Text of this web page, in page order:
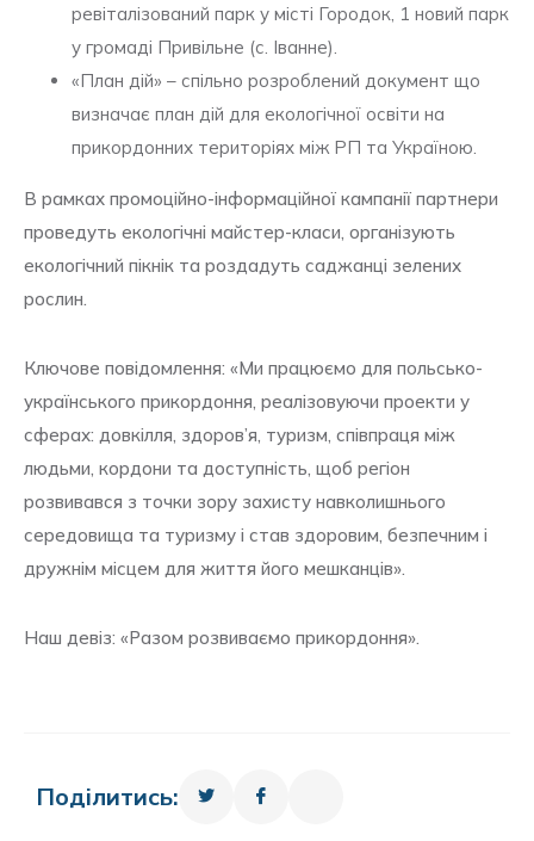
ревіталізований парк у місті Городок, 1 новий парк
у громаді Привільне (с. Іванне).
«План дій» – спільно розроблений документ що
визначає план дій для екологічної освіти на
прикордонних територіях між РП та Україною.
В рамках промоційно-інформаційної кампанії партнери
проведуть екологічні майстер-класи, організують
екологічний пікнік та роздадуть саджанці зелених
рослин.
Ключове повідомлення: «Ми працюємо для польсько-
українського прикордоння, реалізовуючи проекти у
сферах: довкілля, здоров’я, туризм, співпраця між
людьми, кордони та доступність, щоб регіон
розвивався з точки зору захисту навколишнього
середовища та туризму і став здоровим, безпечним і
дружнім місцем для життя його мешканців».
Наш девіз: «Разом розвиваємо прикордоння».
Поділитись: